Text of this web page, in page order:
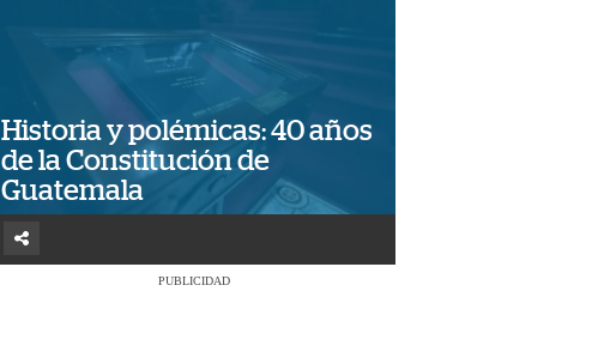
Historia y polémicas: 40 años
de la Constitución de
Guatemala
PUBLICIDAD